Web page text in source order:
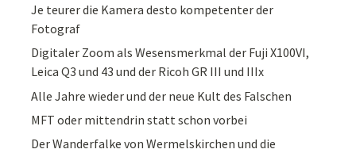
Je teurer die Kamera desto kompetenter der
Fotograf
Digitaler Zoom als Wesensmerkmal der Fuji X100VI,
Leica Q3 und 43 und der Ricoh GR III und IIIx
Alle Jahre wieder und der neue Kult des Falschen
MFT oder mittendrin statt schon vorbei
Der Wanderfalke von Wermelskirchen und die